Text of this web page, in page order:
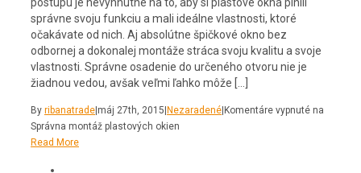
správne svoju funkciu a mali ideálne vlastnosti, ktoré
očakávate od nich. Aj absolútne špičkové okno bez
odbornej a dokonalej montáže stráca svoju kvalitu a svoje
vlastnosti. Správne osadenie do určeného otvoru nie je
žiadnou vedou, avšak veľmi ľahko môže […]
By ribanatrade|máj 27th, 2015|Nezaradené|Komentáre vypnuté na
Správna montáž plastových okien
Read More